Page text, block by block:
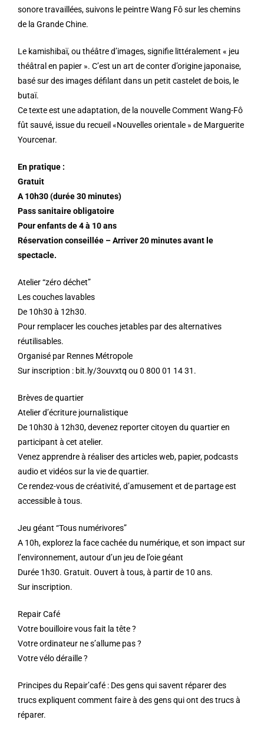
sonore travaillées, suivons le peintre Wang Fô sur les chemins
de la Grande Chine.
Le kamishibaï, ou théâtre d’images, signifie littéralement « jeu
théâtral en papier ». C’est un art de conter d’origine japonaise,
basé sur des images défilant dans un petit castelet de bois, le
butaï.
Ce texte est une adaptation, de la nouvelle Comment Wang-Fô
fût sauvé, issue du recueil «Nouvelles orientale » de Marguerite
Yourcenar.
En pratique :
Gratuit
A 10h30 (durée 30 minutes)
Pass sanitaire obligatoire
Pour enfants de 4 à 10 ans
Réservation conseillée – Arriver 20 minutes avant le
spectacle.
Atelier “zéro déchet”
Les couches lavables
De 10h30 à 12h30.
Pour remplacer les couches jetables par des alternatives
réutilisables.
Organisé par Rennes Métropole
Sur inscription : bit.ly/3ouvxtq ou 0 800 01 14 31.
Brèves de quartier
Atelier d’écriture journalistique
De 10h30 à 12h30, devenez reporter citoyen du quartier en
participant à cet atelier.
Venez apprendre à réaliser des articles web, papier, podcasts
audio et vidéos sur la vie de quartier.
Ce rendez-vous de créativité, d’amusement et de partage est
accessible à tous.
Jeu géant “Tous numérivores”
A 10h, explorez la face cachée du numérique, et son impact sur
l’environnement, autour d’un jeu de l’oie géant
Durée 1h30. Gratuit. Ouvert à tous, à partir de 10 ans.
Sur inscription.
Repair Café
Votre bouilloire vous fait la tête ?
Votre ordinateur ne s’allume pas ?
Votre vélo déraille ?
Principes du Repair’café : Des gens qui savent réparer des
trucs expliquent comment faire à des gens qui ont des trucs à
réparer.